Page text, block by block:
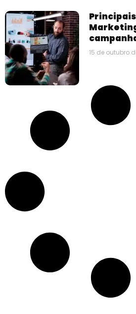
15 de outubro